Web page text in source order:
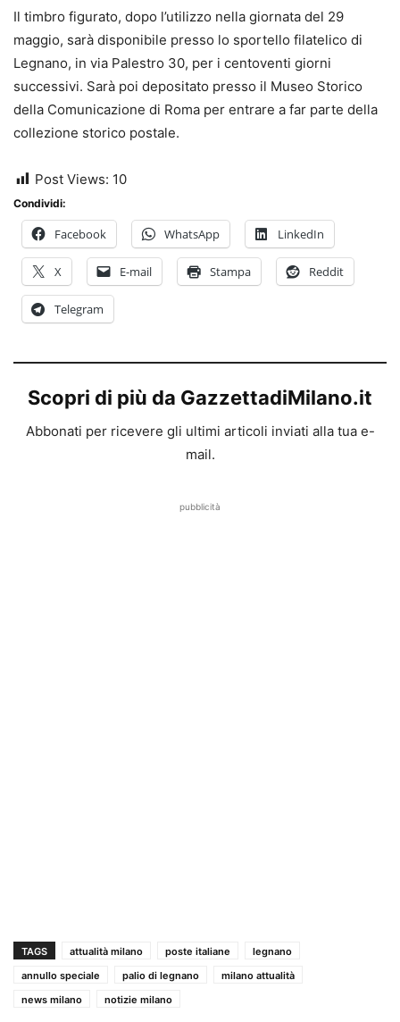
Il timbro figurato, dopo l’utilizzo nella giornata del 29
maggio, sarà disponibile presso lo sportello filatelico di
Legnano, in via Palestro 30, per i centoventi giorni
successivi. Sarà poi depositato presso il Museo Storico
della Comunicazione di Roma per entrare a far parte della
collezione storico postale.
Post Views: 10
Condividi:
Facebook WhatsApp LinkedIn
X E-mail Stampa Reddit
Telegram
Scopri di più da GazzettadiMilano.it
Abbonati per ricevere gli ultimi articoli inviati alla tua e-
mail.
pubblicità
TAGS attualità milano poste italiane
legnano
annullo speciale
palio di legnano
milano attualità
news milano
notizie milano